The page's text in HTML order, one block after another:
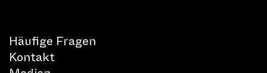
Häufige Fragen
Kontakt